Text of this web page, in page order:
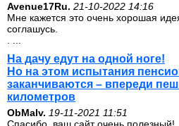
Avenue17Ru. 21-10-2022 14:16
Мне кажется это очень хорошая
соглашусь.
На дачу едут на одной ноге!
Но на этом испытания
заканчиваются – впереди
километров
ОbMalv. 19-11-2021 11:51